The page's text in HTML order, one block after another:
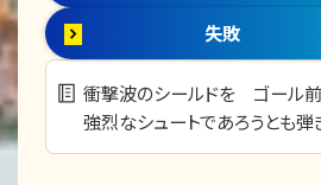
失敗
衝撃波のシールドを ゴール
強烈なシュートであろうとも弾